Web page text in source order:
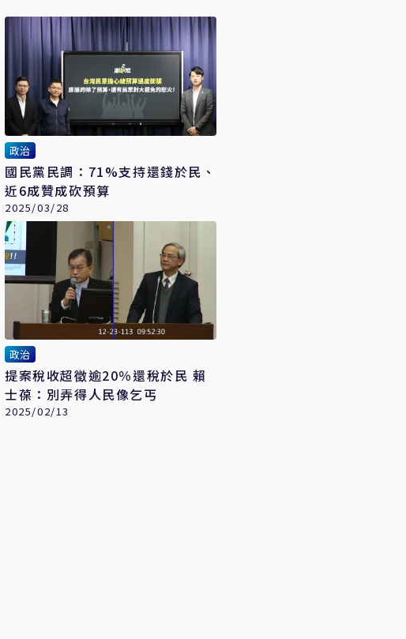
政治
國民黨民調：71%支持還錢於民、
近6成贊成砍預算
2025/03/28
政治
提案稅收超徵逾20％還稅於民 賴
士葆：別弄得人民像乞丐
2025/02/13